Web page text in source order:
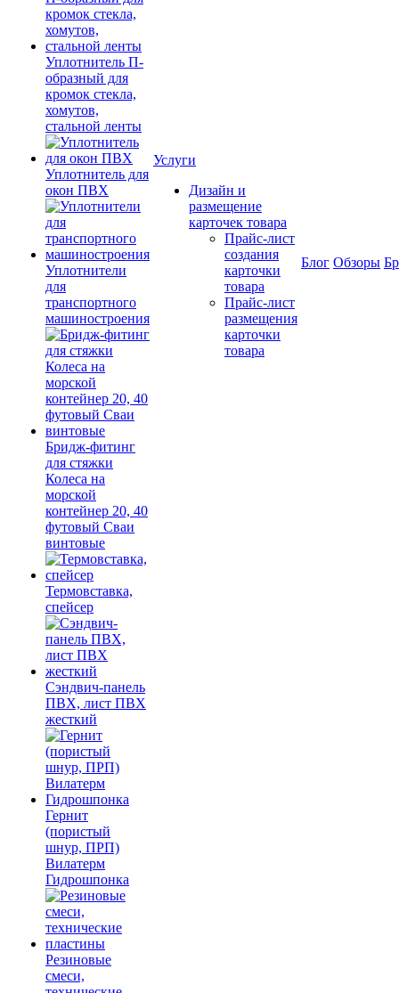
Уплотнитель П-
образный для
кромок стекла,
хомутов,
стальной ленты
Уплотнитель для
окон ПВХ
Уплотнители
для
транспортного
машиностроения
Бридж-фитинг
для стяжки
Колеса на
морской
контейнер 20, 40
футовый Сваи
винтовые
Термовставка,
спейсер
Сэндвич-панель
ПВХ, лист ПВХ
жесткий
Гернит
(пористый
шнур, ПРП)
Вилатерм
Гидрошпонка
Резиновые
смеси,
Услуги
Дизайн и
размещение
карточек товара
Прайс-лист
создания
карточки
товара
Прайс-лист
размещения
карточки
товара
Блог Обзоры